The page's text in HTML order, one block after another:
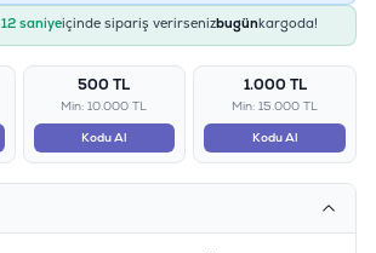
saniyeiçinde sipariş verirsenizbugünkargoda!
500 TL
Min: 10.000 TL
Kodu Al
1.000 TL
Min: 15.000 TL
Kodu Al